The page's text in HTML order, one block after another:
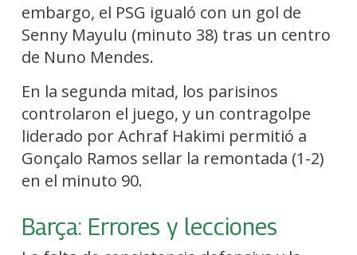
embargo, el PSG igualó con un gol de
Senny Mayulu (minuto 38) tras un centro
de Nuno Mendes.
En la segunda mitad, los parisinos
controlaron el juego, y un contragolpe
liderado por Achraf Hakimi permitió a
Gonçalo Ramos sellar la remontada (1-2)
en el minuto 90.
Barça: Errores y lecciones